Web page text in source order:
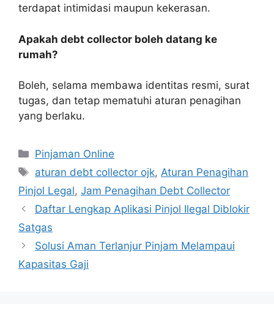
terdapat intimidasi maupun kekerasan.
Apakah debt collector boleh datang ke
rumah?
Boleh, selama membawa identitas resmi, surat
tugas, dan tetap mematuhi aturan penagihan
yang berlaku.
Kategori
Pinjaman Online
Tag
aturan debt collector ojk,Aturan Penagihan
Pinjol Legal, Jam Penagihan Debt Collector
Daftar Lengkap Aplikasi Pinjol Ilegal Diblokir
Satgas
Solusi Aman Terlanjur Pinjam Melampaui
Kapasitas Gaji